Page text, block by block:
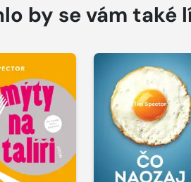
by se vám také